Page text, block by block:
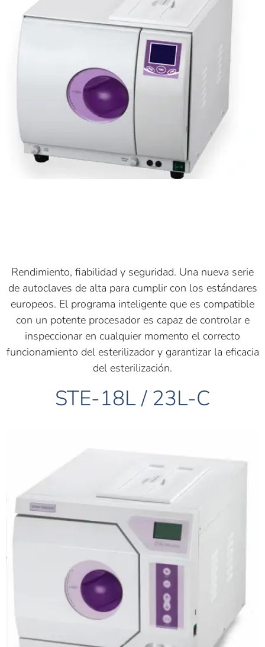
Rendimiento, fiabilidad y seguridad. Una nueva serie
de autoclaves de alta para cumplir con los estándares
europeos. El programa inteligente que es compatible
con un potente procesador es capaz de controlar e
inspeccionar en cualquier momento el correcto
funcionamiento del esterilizador y garantizar la eficacia
del esterilización.
STE-18L / 23L-C